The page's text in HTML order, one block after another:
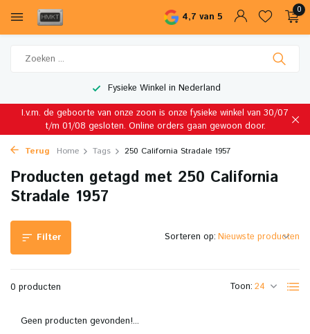
4,7 van 5
0
Fysieke Winkel in Nederland
I.v.m. de geboorte van onze zoon is onze fysieke winkel van 30/07
t/m 01/08 gesloten. Online orders gaan gewoon door.
Terug Home Tags 250 California Stradale 1957
Producten getagd met 250 California
Stradale 1957
Filter
0 producten Toon:
Sorteren op:
Geen producten gevonden!...